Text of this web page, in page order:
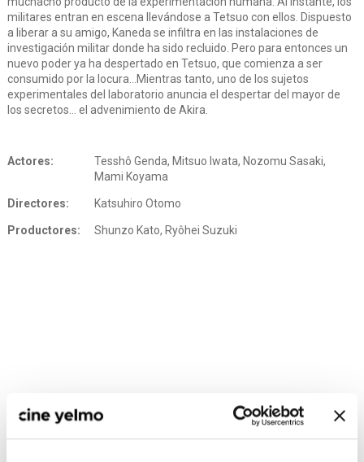
militares entran en escena llevándose a Tetsuo con ellos. Dispuesto
a liberar a su amigo, Kaneda se infiltra en las instalaciones de
investigación militar donde ha sido recluido. Pero para entonces un
nuevo poder ya ha despertado en Tetsuo, que comienza a ser
consumido por la locura…Mientras tanto, uno de los sujetos
experimentales del laboratorio anuncia el despertar del mayor de
los secretos… el advenimiento de Akira.
Actores:
Tesshô Genda, Mitsuo Iwata, Nozomu Sasaki,
Mami Koyama
Directores: Katsuhiro Otomo
Productores: Shunzo Kato, Ryôhei Suzuki